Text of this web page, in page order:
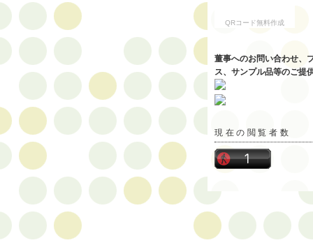
QRコード無料作成
董事へのお問い合わせ、
ス、サンプル品等のご提
現在の閲覧者数